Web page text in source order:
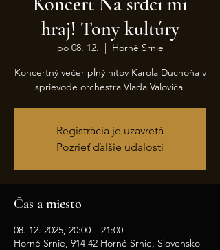
hraj! Tony kultúry
po 08. 12.
  |
Horné Srnie
Koncertný večer plný hitov Karola Duchoňa v
sprievode orchestra Vlada Valoviča.
Registrácia je uzavretá
Pozrieť ďalšie udalosti
Čas a miesto
08. 12. 2025, 20:00 – 21:00
Horné Srnie, 914 42 Horné Srnie, Slovensko